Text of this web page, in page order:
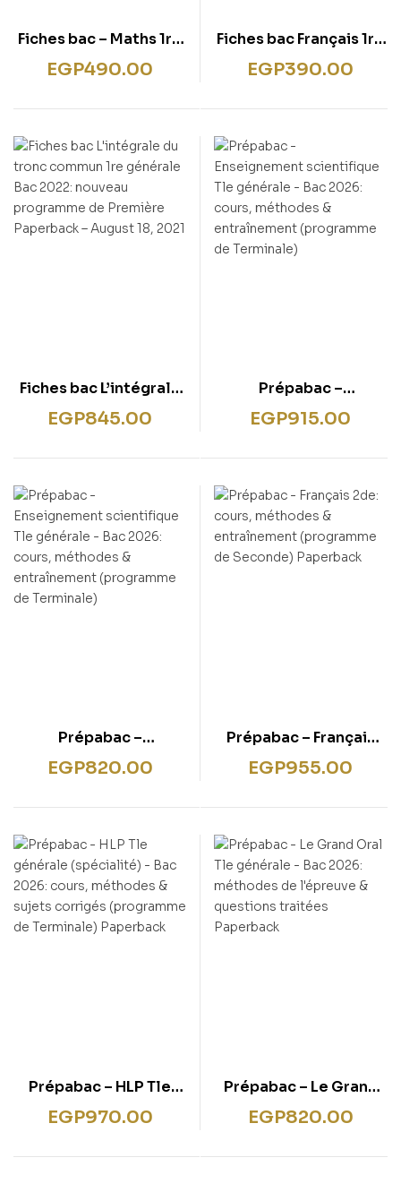
Fiches bac – Maths 1re
générale (spécialité)
EGP490.00
Fiches bac Français 1re
générale & techno Bac
EGP390.00
Fiches bac L’intégrale
du tronc commun 1re
Paperback – August 18,
2021
EGP845.00
Prépabac –
Enseignement
entraînement
(programme de
Terminale)
EGP915.00
Prépabac –
Enseignement
entraînement
(programme de
Terminale)
EGP820.00
Prépabac – Français
2de: cours, méthodes
EGP955.00
Prépabac – HLP Tle
générale (spécialité) –
EGP970.00
Prépabac – Le Grand
Oral Tle générale –
EGP820.00